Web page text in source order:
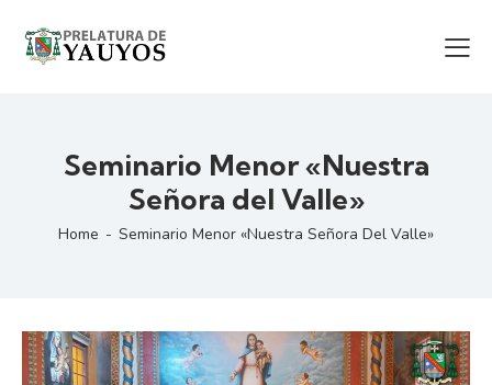
Seminario Menor «Nuestra
Señora del Valle»
Home Seminario Menor «Nuestra Señora Del Valle»